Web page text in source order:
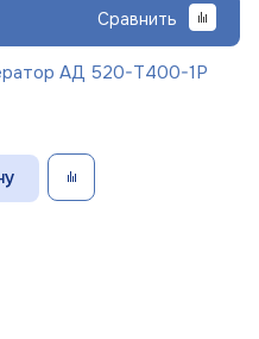
Сравнить
АД 520-Т400-1Р